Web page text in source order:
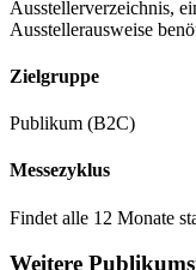
Ausstellerverzeichnis,
Ausstellerausweise
Zielgruppe
Publikum (B2C)
Messezyklus
Findet alle 12 Monate
Weitere